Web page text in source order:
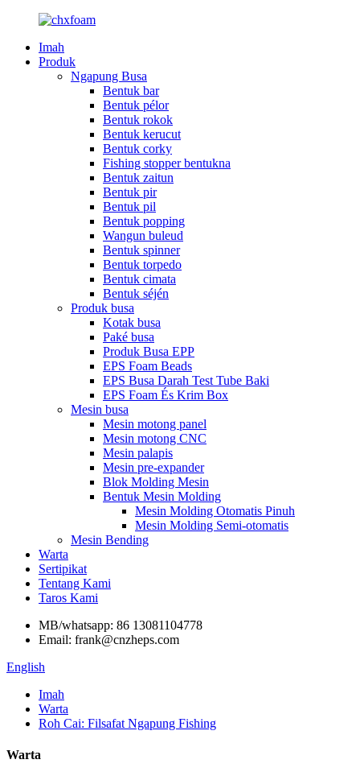
Imah
Produk
Ngapung Busa
Bentuk bar
Bentuk pélor
Bentuk rokok
Bentuk kerucut
Bentuk corky
Fishing stopper bentukna
Bentuk zaitun
Bentuk pir
Bentuk pil
Bentuk popping
Wangun buleud
Bentuk spinner
Bentuk torpedo
Bentuk cimata
Bentuk séjén
Produk busa
Kotak busa
Paké busa
Produk Busa EPP
EPS Foam Beads
EPS Busa Darah Test Tube Baki
EPS Foam És Krim Box
Mesin busa
Mesin motong panel
Mesin motong CNC
Mesin palapis
Mesin pre-expander
Blok Molding Mesin
Bentuk Mesin Molding
Mesin Molding Otomatis Pinuh
Mesin Molding Semi-otomatis
Mesin Bending
Warta
Sertipikat
Tentang Kami
Taros Kami
MB/whatsapp: 86 13081104778
Email: frank@cnzheps.com
English
Imah
Warta
Roh Cai: Filsafat Ngapung Fishing
Warta